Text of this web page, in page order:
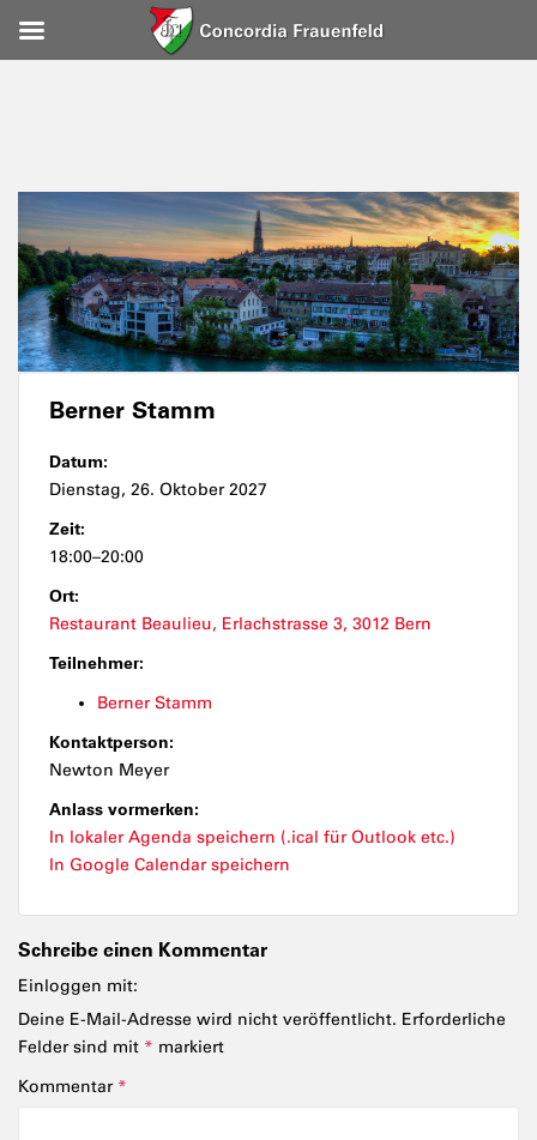
Berner Stamm
Datum:
Dienstag, 26. Oktober 2027
Zeit:
18:00–20:00
Ort:
Restaurant Beaulieu, Erlachstrasse 3, 3012 Bern
Teilnehmer:
Berner Stamm
Kontaktperson:
Newton Meyer
Anlass vormerken:
In lokaler Agenda speichern (.ical für Outlook etc.)
In Google Calendar speichern
Schreibe einen Kommentar
Einloggen mit:
Deine E-Mail-Adresse wird nicht veröffentlicht. Erforderliche
Felder sind mit * markiert
Kommentar *